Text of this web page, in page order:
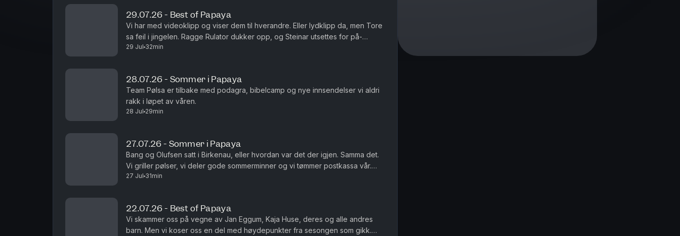
29.07.26 - Best of Papaya
Vi har med videoklipp og viser dem til hverandre. Eller lydklipp da, men Tore
sa feil i jingelen. Ragge Rulator dukker opp, og Steinar utsettes for på-
bekostnings-humor. Som vanlig. Dette en en liten ...
29 Jul 32min
28.07.26 - Sommer i Papaya
Team Pølsa er tilbake med podagra, bibelcamp og nye innsendelser vi aldri
rakk i løpet av våren.
28 Jul 29min
27.07.26 - Sommer i Papaya
Bang og Olufsen satt i Birkenau, eller hvordan var det der igjen. Samma det.
Vi griller pølser, vi deler gode sommerminner og vi tømmer postkassa vår.
Det er fint.
27 Jul 31min
22.07.26 - Best of Papaya
Vi skammer oss på vegne av Jan Eggum, Kaja Huse, deres og alle andres
barn. Men vi koser oss en del med høydepunkter fra sesongen som gikk.